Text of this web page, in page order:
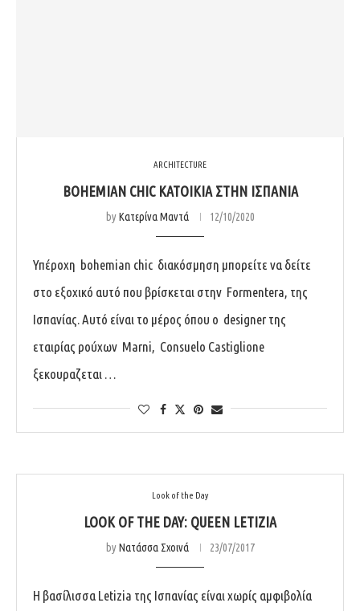
ARCHITECTURE
BOHEMIAN CHIC ΚΑΤΟΙΚΊΑ ΣΤΗΝ ΙΣΠΑΝΊΑ
byΚατερίνα Μαντά 12/10/2020
Υπέροχη bohemian chic διακόσμηση μπορείτε να δείτε
στο εξοχικό αυτό που βρίσκεται στην Formentera, της
Ισπανίας. Αυτό είναι το μέρος όπου ο designer της
εταιρίας ρούχων Marni, Consuelo Castiglione
ξεκουραζεται …
Look of the Day
LOOK OF THE DAY: QUEEN LETIZIA
byΝατάσσα Σχοινά 23/07/2017
Η βασίλισσα Letizia της Ισπανίας είναι χωρίς αμφιβολία